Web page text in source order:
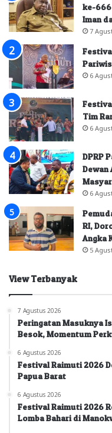
ke-666
Iman
7
6
Tim
6
DPRP
Dewan
6
RI,
Angka
5
View Terbanyak
7 Agustus 2026
Peringatan Masuknya
Besok, Momentum
6 Agustus 2026
Festival Raimuti 2026
Papua Barat
6 Agustus 2026
Festival Raimuti 2026
Lomba Bahari di